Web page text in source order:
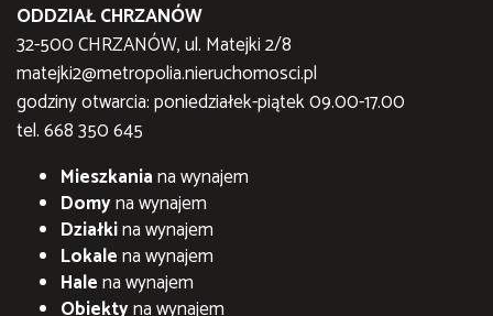
ODDZIAŁ CHRZANÓW
32-500 CHRZANÓW, ul. Matejki 2/8
matejki2@metropolia.nieruchomosci.pl
godziny otwarcia: poniedziałek-piątek 09.00-17.00
tel. 668 350 645
Mieszkaniana wynajem
Domyna wynajem
Działkina wynajem
Lokalena wynajem
Halena wynajem
Obiektyna wynajem